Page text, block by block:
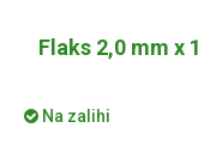
Flaks 2,0 mm x
Na zalihi